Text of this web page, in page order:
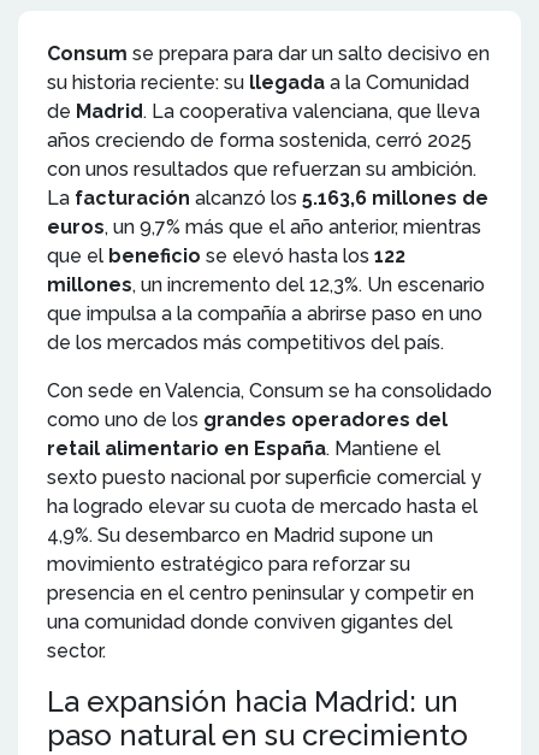
Consum se prepara para dar un salto decisivo en
su historia reciente: su llegada a la Comunidad
de Madrid. La cooperativa valenciana, que lleva
años creciendo de forma sostenida, cerró 2025
con unos resultados que refuerzan su ambición.
La facturación alcanzó los 5.163,6 millones de
euros, un 9,7% más que el año anterior, mientras
que el beneficio se elevó hasta los 122
millones, un incremento del 12,3%. Un escenario
que impulsa a la compañía a abrirse paso en uno
de los mercados más competitivos del país.
Con sede en Valencia, Consum se ha consolidado
como uno de los grandes operadores del
retail alimentario en España. Mantiene el
sexto puesto nacional por superficie comercial y
ha logrado elevar su cuota de mercado hasta el
4,9%. Su desembarco en Madrid supone un
movimiento estratégico para reforzar su
presencia en el centro peninsular y competir en
una comunidad donde conviven gigantes del
sector.
La expansión hacia Madrid: un
paso natural en su crecimiento